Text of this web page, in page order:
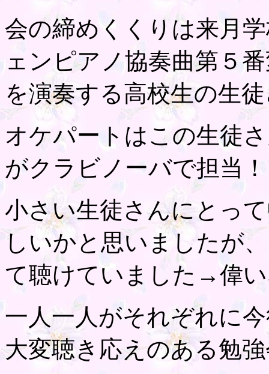
会の締めくくりは来月
ェンピアノ協奏曲第５
を演奏する高校生の生
オケパートはこの生徒
がクラビノーバで担当！
小さい生徒さんにとっ
しいかと思いましたが
て聴けていました→偉
一人一人がそれぞれに
大変聴き応えのある勉